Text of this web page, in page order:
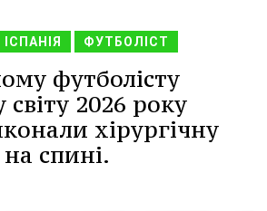
ІСПАНІЯ ФУТБОЛІСТ
футболісту
світу 2026 року
хірургічну
спині.